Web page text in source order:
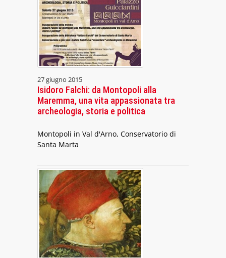
27 giugno 2015
Isidoro Falchi: da Montopoli alla
Maremma, una vita appassionata tra
archeologia, storia e politica
Montopoli in Val d'Arno, Conservatorio di
Santa Marta